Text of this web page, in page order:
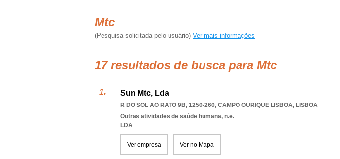
Mtc
(Pesquisa solicitada pelo usuário) Ver mais informações
17 resultados de busca para Mtc
Sun Mtc, Lda
R DO SOL AO RATO 9B, 1250-260, CAMPO OURIQUE LISBOA, LISBOA
Outras atividades de saúde humana, n.e.
LDA
Ver empresa Ver no Mapa